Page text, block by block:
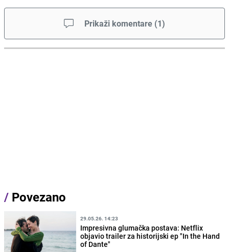
Prikaži komentare (1)
/ Povezano
29.05.26. 14:23
Impresivna glumačka postava: Netflix
objavio trailer za historijski ep "In the Hand
of Dante"